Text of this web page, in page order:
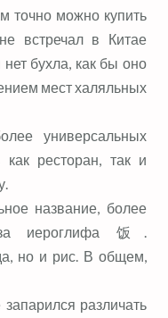
точно можно купить
встречал в Китае
бухла, как бы оно
мест халяльных
универсальных
как ресторан, так и
название, более
за иероглифа 饭.
но и рис. В общем,
различать